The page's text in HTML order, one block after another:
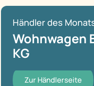
Händler des
Wohnwagen
KG
Zur Händlerseite